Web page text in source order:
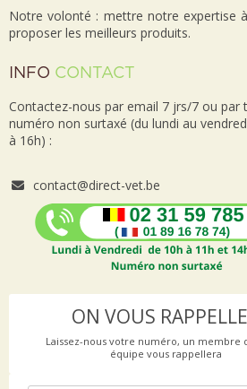
Notre volonté : mettre notre expertise
proposer les meilleurs produits.
INFO CONTACT
Contactez-nous par email 7 jrs/7 ou par
numéro non surtaxé (du lundi au
à 16h) :
contact@direct-vet.be
ON VOUS
Laissez-nous votre numéro, un membre
équipe vous rappellera